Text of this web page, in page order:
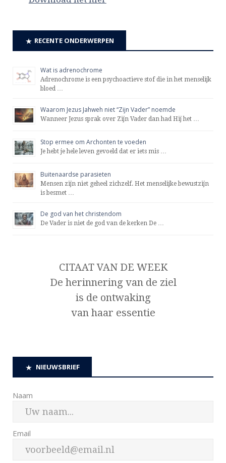
RECENTE ONDERWERPEN
Wat is adrenochrome
Adrenochrome is een psychoactieve stof die in het menselijk
bloed …
Waarom Jezus Jahweh niet “Zijn Vader” noemde
Wanneer Jezus sprak over Zijn Vader dan had Hij het …
Stop ermee om Archonten te voeden
Je hebt je hele leven gevoeld dat er iets mis …
Buitenaardse parasieten
Mensen zijn niet geheel zichzelf. Het menselijke bewustzijn
is besmet …
De god van het christendom
De Vader is niet de god van de kerken De …
CITAAT VAN DE WEEK
De herinnering van de ziel
is de ontwaking
van haar essentie
NIEUWSBRIEF
Naam
Email